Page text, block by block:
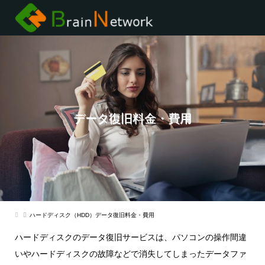
データ復旧料金・費用
ハードディスク（HDD）データ復旧料金・費用
ハードディスクのデータ復旧サービスは、パソコンの操作間違
いやハードディスクの故障などで消失してしまったデータファ